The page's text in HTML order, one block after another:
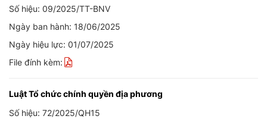
Số hiệu: 09/2025/TT-BNV
Ngày ban hành: 18/06/2025
Ngày hiệu lực: 01/07/2025
File đính kèm:
Luật Tổ chức chính quyền địa phương
Số hiệu: 72/2025/QH15